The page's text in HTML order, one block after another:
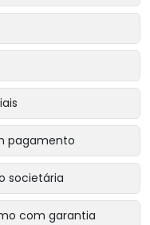
pagamento
societária
com garantia